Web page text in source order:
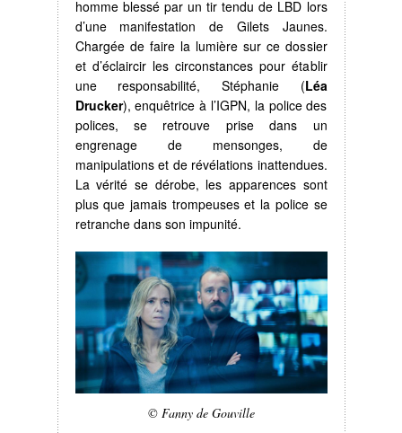
homme blessé par un tir tendu de LBD lors
d’une manifestation de Gilets Jaunes.
Chargée de faire la lumière sur ce dossier
et d’éclaircir les circonstances pour établir
une responsabilité, Stéphanie (Léa
Drucker), enquêtrice à l’IGPN, la police des
polices, se retrouve prise dans un
engrenage de mensonges, de
manipulations et de révélations inattendues.
La vérité se dérobe, les apparences sont
plus que jamais trompeuses et la police se
retranche dans son impunité.
© Fanny de Gouville